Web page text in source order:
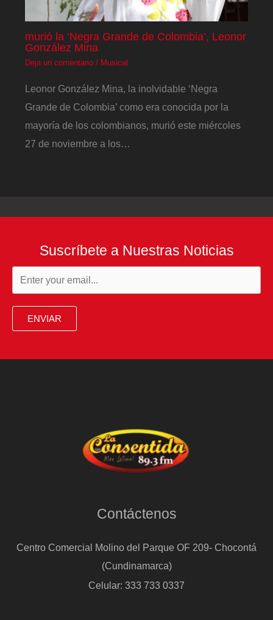
murió la ‘Negra Grande de Colombia’, Leonor
González Mina
Deja un comentario / Musical
Leonor González Mina, la inolvidable ‘Negra
Grande de Colombia’ como era conocida por la
mayoría de los colombianos, murió este miércoles
27 de noviembre a los…
Suscríbete a Nuestras Noticias
ENVIAR
Contáctenos
Centro Comercial Molino del Parque OF 209- Chocontá
(Cundinamarca)
Celular: 333 733 0337